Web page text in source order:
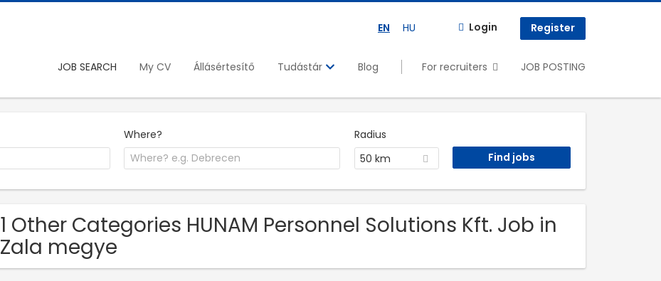
EN HU Login Register
JOB SEARCH My CV Állásértesítő Tudástár Blog For recruiters JOB POSTING
Where?
Radius
50 km
1 Other Categories HUNAM Personnel Solutions Kft. Job in
Zala megye